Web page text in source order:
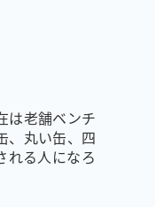
は老舗ベンチ
、丸い缶、四
れる人になろ